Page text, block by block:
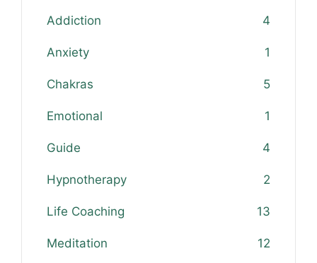
Addiction 4
Anxiety 1
Chakras 5
Emotional 1
Guide 4
Hypnotherapy 2
Life Coaching 13
Meditation 12